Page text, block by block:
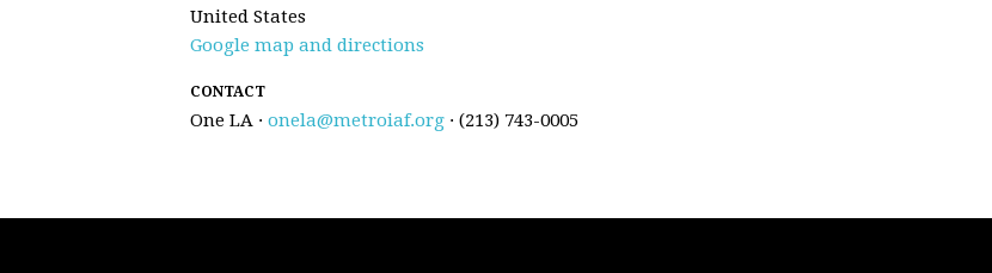
United States
Google map and directions
CONTACT
One LA · onela@metroiaf.org · (213) 743-0005